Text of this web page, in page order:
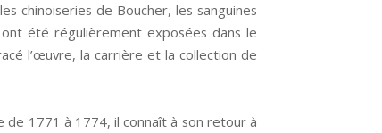
chinoiseries de Boucher, les sanguines
été régulièrement exposées dans le
l’œuvre, la carrière et la collection de
de 1771 à 1774, il connaît à son retour à